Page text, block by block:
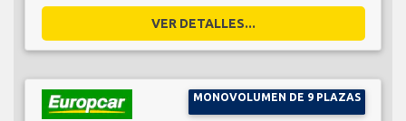
VER DETALLES...
MONOVOLUMEN DE 9 PLAZAS